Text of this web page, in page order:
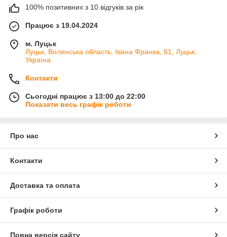
100% позитивних з 10 відгуків за рік
Працює з 19.04.2024
м. Луцьк
Луцьк, Волинська область, Івана Франка, 61, Луцьк,
Україна
Контакти
Сьогодні працює з 13:00 до 22:00
Показати весь графік роботи
Про нас
Контакти
Доставка та оплата
Графік роботи
Повна версія сайту